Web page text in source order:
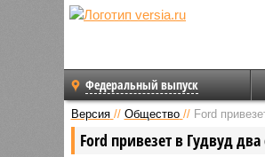
Федеральный выпуск
Версия // Общество // Ford
Ford привезет в Гудвуд